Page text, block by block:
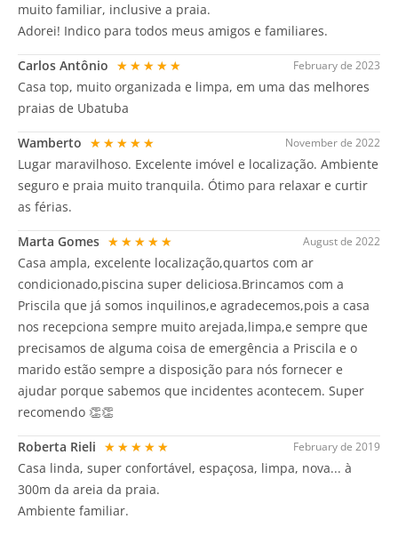
muito familiar, inclusive a praia.
Adorei! Indico para todos meus amigos e familiares.
February de 2023
Carlos Antônio ★★★★★
Casa top, muito organizada e limpa, em uma das melhores
praias de Ubatuba
November de 2022
Wamberto ★★★★★
Lugar maravilhoso. Excelente imóvel e localização. Ambiente
seguro e praia muito tranquila. Ótimo para relaxar e curtir
as férias.
August de 2022
Marta Gomes ★★★★★
Casa ampla, excelente localização,quartos com ar
condicionado,piscina super deliciosa.Brincamos com a
Priscila que já somos inquilinos,e agradecemos,pois a casa
nos recepciona sempre muito arejada,limpa,e sempre que
precisamos de alguma coisa de emergência a Priscila e o
marido estão sempre a disposição para nós fornecer e
ajudar porque sabemos que incidentes acontecem. Super
recomendo 👏👏
February de 2019
Roberta Rieli ★★★★★
Casa linda, super confortável, espaçosa, limpa, nova... à
300m da areia da praia.
Ambiente familiar.